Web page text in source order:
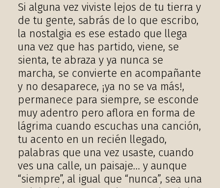
Si alguna vez viviste lejos de tu tierra y
de tu gente, sabrás de lo que escribo,
la nostalgia es ese estado que llega
una vez que has partido, viene, se
sienta, te abraza y ya nunca se
marcha, se convierte en acompañante
y no desaparece, ¡ya no se va más!,
permanece para siempre, se esconde
muy adentro pero aflora en forma de
lágrima cuando escuchas una canción,
tu acento en un recién llegado,
palabras que una vez usaste, cuando
ves una calle, un paisaje… y aunque
“siempre”, al igual que “nunca”, sea una